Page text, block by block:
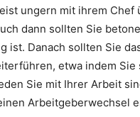
ungern mit ihrem Chef
dann sollten Sie
ist. Danach sollten Sie
etwa indem Sie
Sie mit Ihrer Arbeit
Arbeitgeberwechsel